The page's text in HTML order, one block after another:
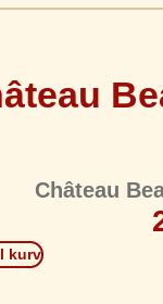
Château
kurv